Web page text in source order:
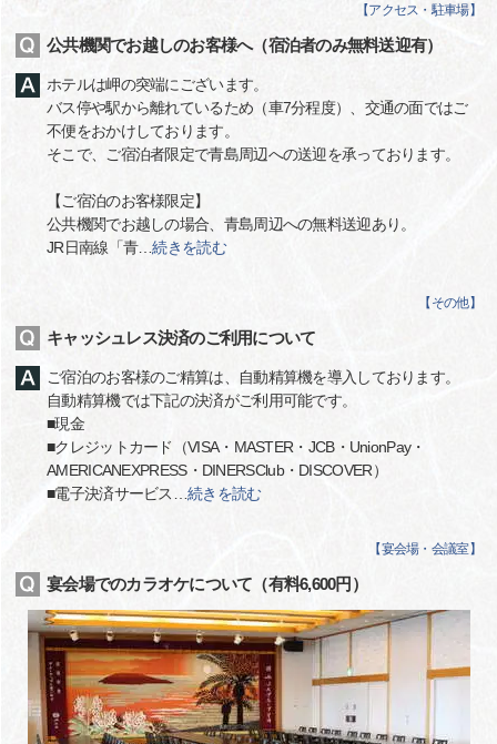
【アクセス・駐車場】
公共機関でお越しのお客様へ（宿泊者のみ無料送迎有）
ホテルは岬の突端にございます。
バス停や駅から離れているため（車7分程度）、交通の面ではご
不便をおかけしております。
そこで、ご宿泊者限定で青島周辺への送迎を承っております。
【ご宿泊のお客様限定】
公共機関でお越しの場合、青島周辺への無料送迎あり。
JR日南線「青…続きを読む
【 その他】
キャッシュレス決済のご利用について
ご宿泊のお客様のご精算は、自動精算機を導入しております。
自動精算機では下記の決済がご利用可能です。
■現金
■クレジットカード（VISA・MASTER・JCB・UnionPay・
AMERICANEXPRESS・DINERSClub・DISCOVER）
■電子決済サービス
…続きを読む
【宴会場・会議室】
宴会場でのカラオケについて（有料6,600円）